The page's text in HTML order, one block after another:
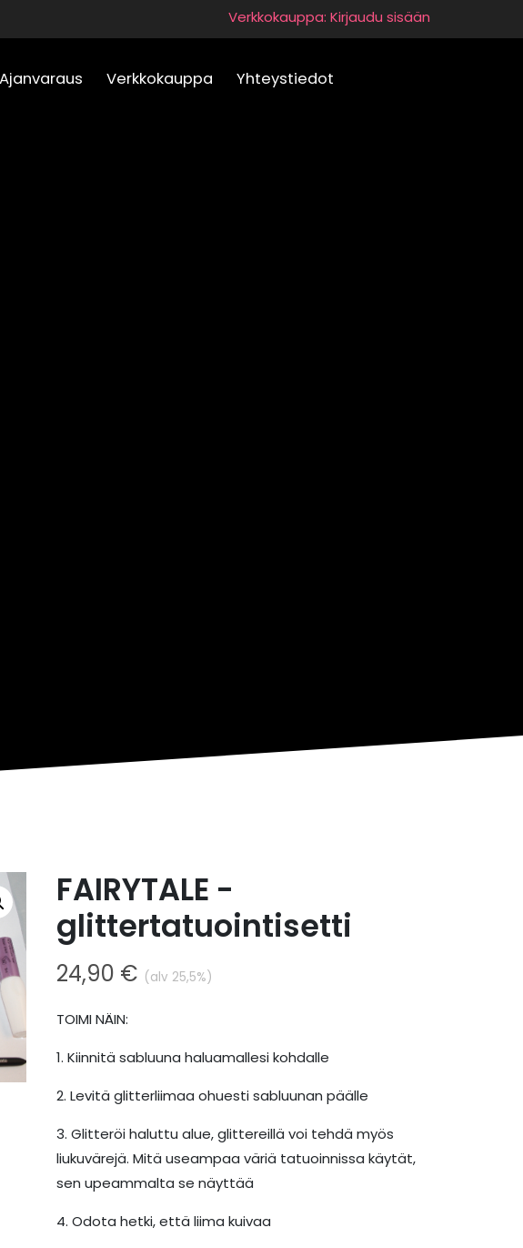
Verkkokauppa: Kirjaudu sisään
Ajanvaraus Verkkokauppa Yhteystiedot
FAIRYTALE -
glittertatuointisetti
24,90 € (alv 25,5%)
TOIMI NÄIN:
1. Kiinnitä sabluuna haluamallesi kohdalle
2. Levitä glitterliimaa ohuesti sabluunan päälle
3. Glitteröi haluttu alue, glittereillä voi tehdä myös
liukuvärejä. Mitä useampaa väriä tatuoinnissa käytät,
sen upeammalta se näyttää
4. Odota hetki, että liima kuivaa